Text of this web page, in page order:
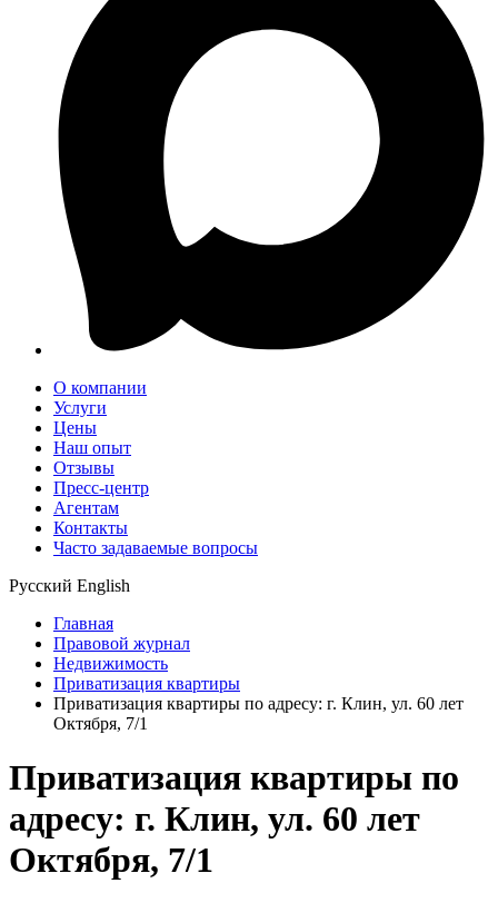
О компании
Услуги
Цены
Наш опыт
Отзывы
Пресс-центр
Агентам
Контакты
Часто задаваемые вопросы
Русский English
Главная
Правовой журнал
Недвижимость
Приватизация квартиры
Приватизация квартиры по адресу: г. Клин, ул. 60 лет
Октября, 7/1
Приватизация квартиры по
адресу: г. Клин, ул. 60 лет
Октября, 7/1